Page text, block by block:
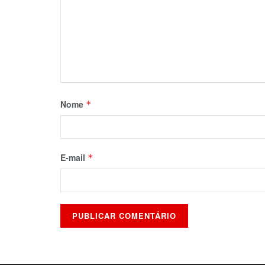
Nome *
E-mail *